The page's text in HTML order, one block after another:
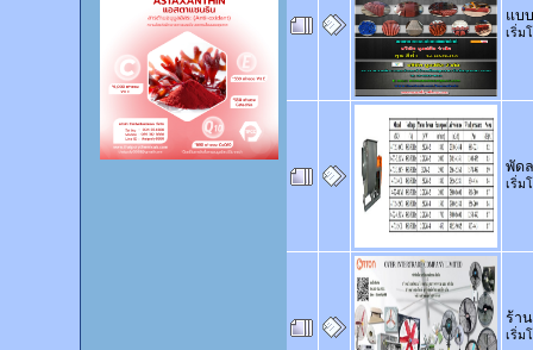
แบ
เริ่ม
พัด
เริ่ม
ร้า
เริ่ม